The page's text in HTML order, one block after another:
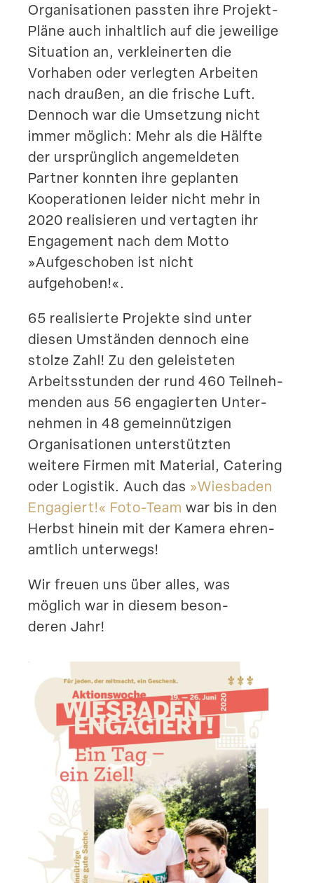
Organi­sa­tionen passten ihre Projekt-
Pläne auch inhaltlich auf die jeweilige
Situation an, verklei­nerten die
Vorhaben oder verlegten Arbeiten
nach draußen, an die frische Luft.
Dennoch war die Umsetzung nicht
immer möglich: Mehr als die Hälfte
der ursprünglich angemel­deten
Partner konnten ihre geplanten
Koope­ra­tionen leider nicht mehr in
2020 reali­sieren und vertagten ihr
Engagement nach dem Motto
»Aufge­schoben ist nicht
aufgehoben!«.
65 reali­sierte Projekte sind unter
diesen Umständen dennoch eine
stolze Zahl! Zu den geleis­teten
Arbeits­stunden der rund 460 Teilneh­
menden aus 56 engagierten Unter­
nehmen in 48 gemein­nüt­zigen
Organi­sa­tionen unter­stützten
weitere Firmen mit Material, Catering
oder Logistik. Auch das »Wiesbaden
Engagiert!« Foto-Team war bis in den
Herbst hinein mit der Kamera ehren­
amtlich unterwegs!
Wir freuen uns über alles, was
möglich war in diesem beson­
deren Jahr!